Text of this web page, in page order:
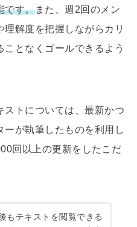
です。また、週2回のメン
解度を把握しながらカリ
となくゴールできるよう
ストについては、最新かつ
ーが執筆したものを利用し
回以上の更新をしたこだ
もテキストを閲覧できる